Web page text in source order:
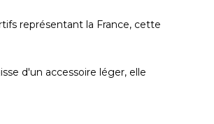
représentant la France, cette
d'un accessoire léger, elle